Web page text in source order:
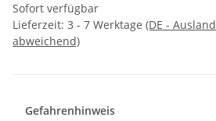
Sofort verfügbar
Lieferzeit: 3 - 7 Werktage (DE - Ausland
abweichend)
Gefahrenhinweis